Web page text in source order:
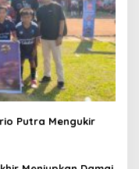
Putra Mengukir